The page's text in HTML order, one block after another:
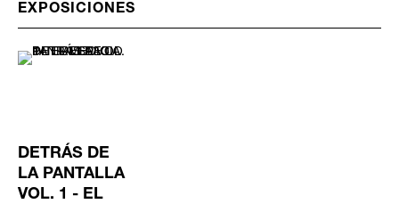
EXPOSICIONES
DETRÁS DE
LA PANTALLA
VOL. 1 - EL